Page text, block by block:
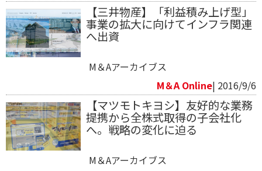
【三井物産】「利益積み上げ型」
事業の拡大に向けてインフラ関連
へ出資
M＆Aアーカイブス
M＆A Online| 2016/9/6
【マツモトキヨシ】友好的な業務
提携から全株式取得の子会社化
へ。戦略の変化に迫る
M＆Aアーカイブス